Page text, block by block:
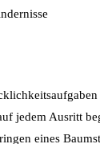
jedem Ausritt
eines